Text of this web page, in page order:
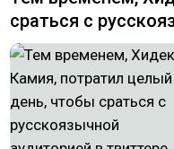
сраться с